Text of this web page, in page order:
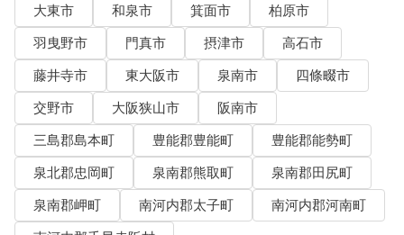
大東市
和泉市 箕面市
柏原市
羽曳野市
門真市 摂津市
高石市
藤井寺市
東大阪市 泉南市
四條畷市
交野市
大阪狭山市
阪南市
三島郡島本町
豊能郡豊能町
豊能郡能勢町
泉北郡忠岡町
泉南郡熊取町
泉南郡田尻町
泉南郡岬町
南河内郡太子町
南河内郡河南町